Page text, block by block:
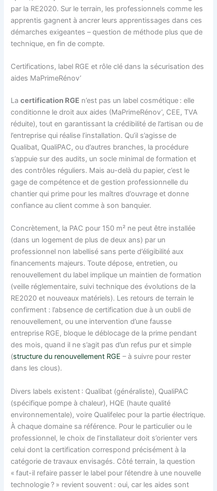
par la RE2020. Sur le terrain, les professionnels comme les
apprentis gagnent à ancrer leurs apprentissages dans ces
démarches exigeantes – question de méthode plus que de
technique, en fin de compte.
Certifications, label RGE et rôle clé dans la sécurisation des
aides MaPrimeRénov’
Lacertification RGE n’est pas un label cosmétique : elle
conditionne le droit aux aides (MaPrimeRénov’, CEE, TVA
réduite), tout en garantissant la crédibilité de l’artisan ou de
l’entreprise qui réalise l’installation. Qu’il s’agisse de
Qualibat, QualiPAC, ou d’autres branches, la procédure
s’appuie sur des audits, un socle minimal de formation et
des contrôles réguliers. Mais au-delà du papier, c’est le
gage de compétence et de gestion professionnelle du
chantier qui prime pour les maîtres d’ouvrage et donne
confiance au client comme à son banquier.
Concrètement, la PAC pour 150 m² ne peut être installée
(dans un logement de plus de deux ans) par un
professionnel non labellisé sans perte d’éligibilité aux
financements majeurs. Toute dépose, entretien, ou
renouvellement du label implique un maintien de formation
(veille réglementaire, suivi technique des évolutions de la
RE2020 et nouveaux matériels). Les retours de terrain le
confirment : l’absence de certification due à un oubli de
renouvellement, ou une intervention d’une fausse
entreprise RGE, bloque le déblocage de la prime pendant
des mois, quand il ne s’agit pas d’un refus pur et simple
(structure du renouvellement RGE – à suivre pour rester
dans les clous).
Divers labels existent : Qualibat (généraliste), QualiPAC
(spécifique pompe à chaleur), HQE (haute qualité
environnementale), voire Qualifelec pour la partie électrique.
À chaque domaine sa référence. Pour le particulier ou le
professionnel, le choix de l’installateur doit s’orienter vers
celui dont la certification correspond précisément à la
catégorie de travaux envisagés. Côté terrain, la question
« faut-il refaire passer le label pour l’étendre à une nouvelle
technologie ? » revient souvent : oui, car les aides sont